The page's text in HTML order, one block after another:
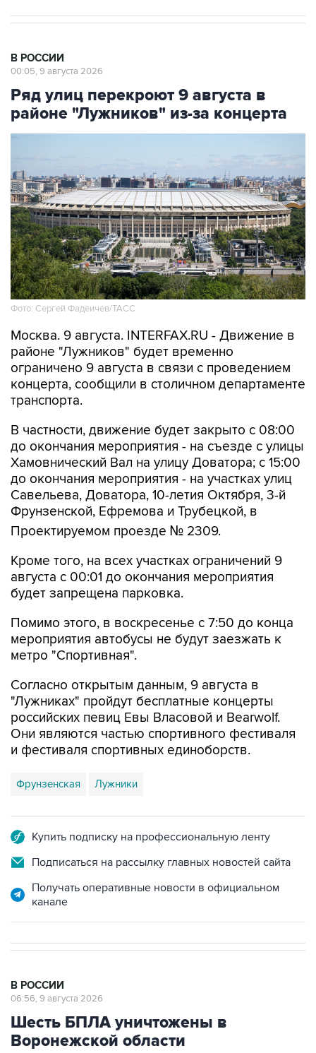
В РОССИИ
00:05, 9 августа 2026
Ряд улиц перекроют 9 августа в
районе "Лужников" из-за концерта
Фото: Сергей Фадеичев/ТАСС
Москва. 9 августа. INTERFAX.RU - Движение в
районе "Лужников" будет временно
ограничено 9 августа в связи с проведением
концерта, сообщили в столичном департаменте
транспорта.
В частности, движение будет закрыто с 08:00
до окончания мероприятия - на съезде с улицы
Хамовнический Вал на улицу Доватора; с 15:00
до окончания мероприятия - на участках улиц
Савельева, Доватора, 10-летия Октября, 3-й
Фрунзенской, Ефремова и Трубецкой, в
Проектируемом проезде № 2309.
Кроме того, на всех участках ограничений 9
августа с 00:01 до окончания мероприятия
будет запрещена парковка.
Помимо этого, в воскресенье с 7:50 до конца
мероприятия автобусы не будут заезжать к
метро "Спортивная".
Согласно открытым данным, 9 августа в
"Лужниках" пройдут бесплатные концерты
российских певиц Евы Власовой и Bearwolf.
Они являются частью спортивного фестиваля
и фестиваля спортивных единоборств.
Фрунзенская Лужники
Купить подписку на профессиональную ленту
Подписаться на рассылку главных новостей сайта
Получать оперативные новости в официальном
канале
В РОССИИ
06:56, 9 августа 2026
Шесть БПЛА уничтожены в
Воронежской области